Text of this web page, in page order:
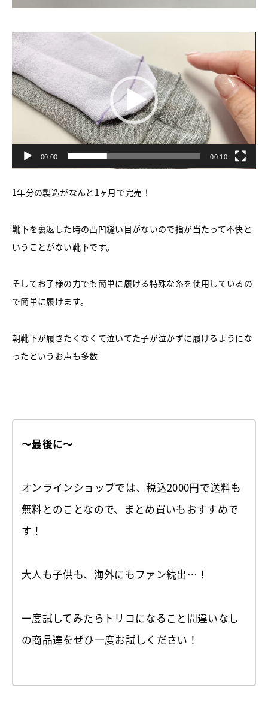
動
画
プ
レ
ー
00:00 00:10
1年分の製造がなんと 1ヶ月で完売！
靴下を裏返した時の凸凹縫い目がないので指が当たって不快と
いうことがない靴下です。
そしてお子様の力でも簡単に履ける特殊な糸を使用しているの
で簡単に履けます。
朝靴下が履きたくなくて泣いてた子が泣かずに履けるようにな
ったというお声も多数
～最後に～
オンラインショップでは、税込2000円で送料も
無料とのことなので、まとめ買いもおすすめで
す！
大人も子供も、海外にもファン続出… ！
一度試してみたらトリコになること間違いなし
の商品達をぜひ一度お試しください！